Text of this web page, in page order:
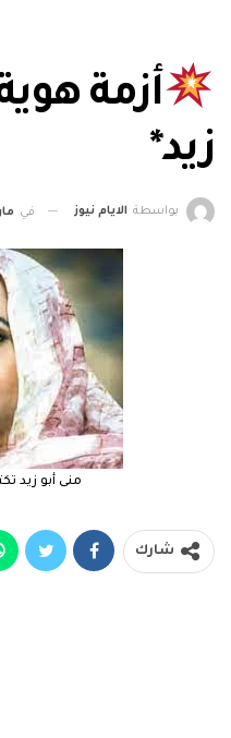
أزمة
زيد*
بواسطة الايام نيوز في
منى أبو زيد
شارك